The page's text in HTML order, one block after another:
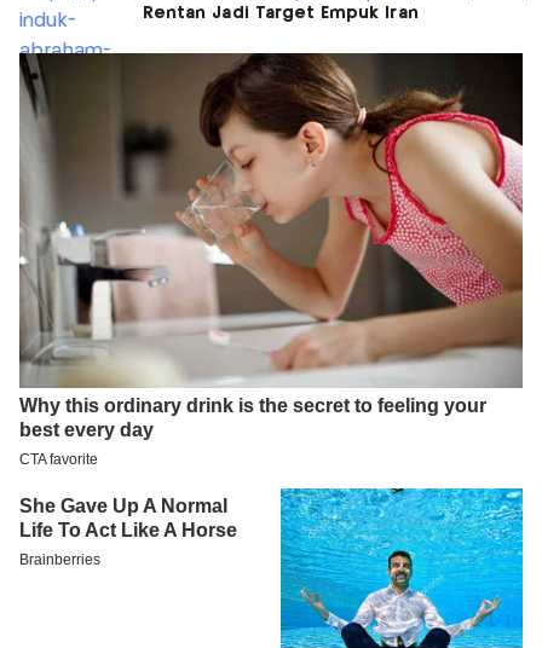
Rentan Jadi Target Empuk Iran